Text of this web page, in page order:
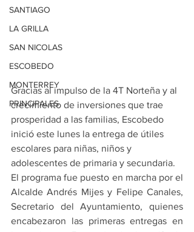
SANTIAGO
LA GRILLA
SAN NICOLAS
ESCOBEDO
MONTERREY
PRINCIPALES
Gracias al impulso de la 4T Norteña y al
crecimiento de inversiones que trae
prosperidad a las familias, Escobedo
inició este lunes la entrega de útiles
escolares para niñas, niños y
adolescentes de primaria y secundaria.
El programa fue puesto en marcha por el
Alcalde Andrés Mijes y Felipe Canales,
Secretario del Ayuntamiento, quienes
encabezaron las primeras entregas en